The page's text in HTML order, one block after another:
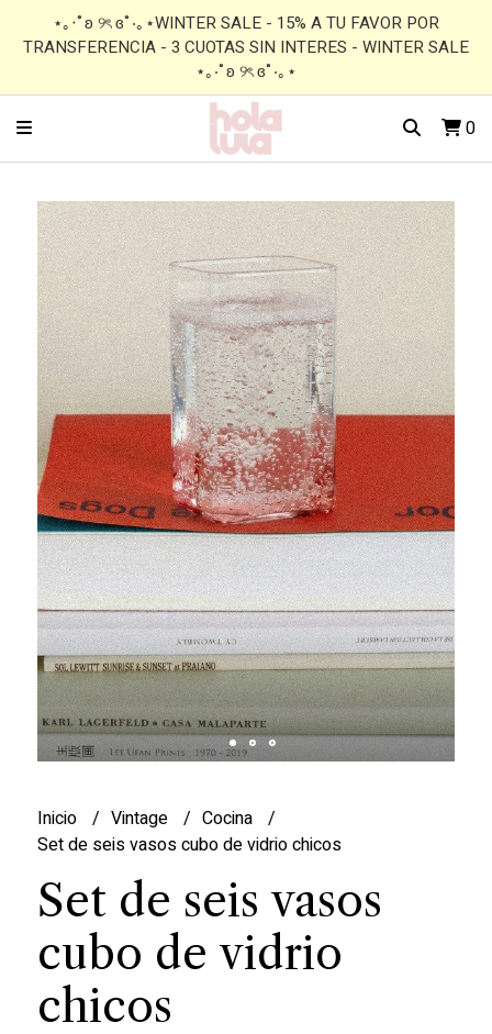
⋆｡‧˚ʚ ୨ৎ ɞ˚‧｡⋆WINTER SALE - 15% A TU FAVOR POR
TRANSFERENCIA - 3 CUOTAS SIN INTERES - WINTER SALE
⋆｡‧˚ʚ ୨ৎ ɞ˚‧｡⋆
0
Inicio Vintage
Cocina
Set de seis vasos cubo de vidrio chicos
Set de seis vasos
cubo de vidrio
chicos